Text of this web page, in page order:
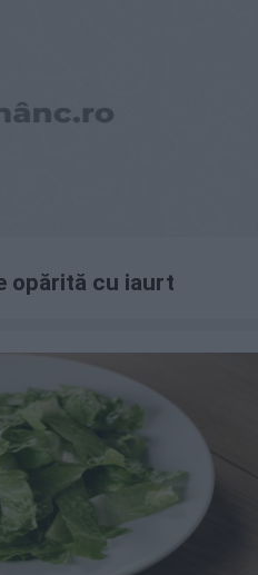
opărită cu iaurt